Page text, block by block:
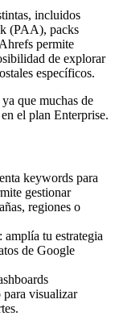
incluidos
(PAA), packs
permite
de explorar
específicos.
que muchas de
el plan Enterprise.
keywords para
gestionar
regiones o
: amplía tu estrategia
de Google
visualizar